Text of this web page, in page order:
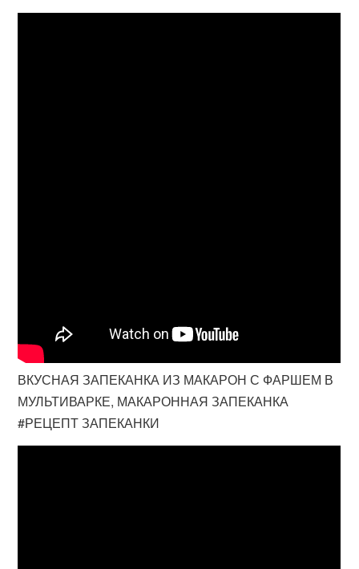
ВКУСНАЯ ЗАПЕКАНКА ИЗ МАКАРОН С ФАРШЕМ В
МУЛЬТИВАРКЕ, МАКАРОННАЯ ЗАПЕКАНКА
#РЕЦЕПТ ЗАПЕКАНКИ